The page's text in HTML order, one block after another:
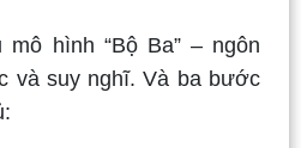
hình “Bộ Ba” – ngôn
và suy nghĩ. Và ba bước